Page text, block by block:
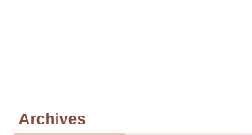
Archives